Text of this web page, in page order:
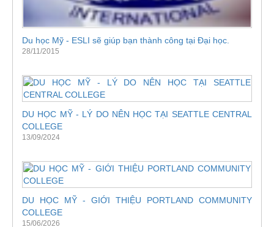
Du học Mỹ - ESLI sẽ giúp bạn thành công tại Đại học.
28/11/2015
DU HỌC MỸ - LÝ DO NÊN HỌC TẠI SEATTLE CENTRAL
COLLEGE
13/09/2024
DU HỌC MỸ - GIỚI THIỆU PORTLAND COMMUNITY
COLLEGE
15/06/2026